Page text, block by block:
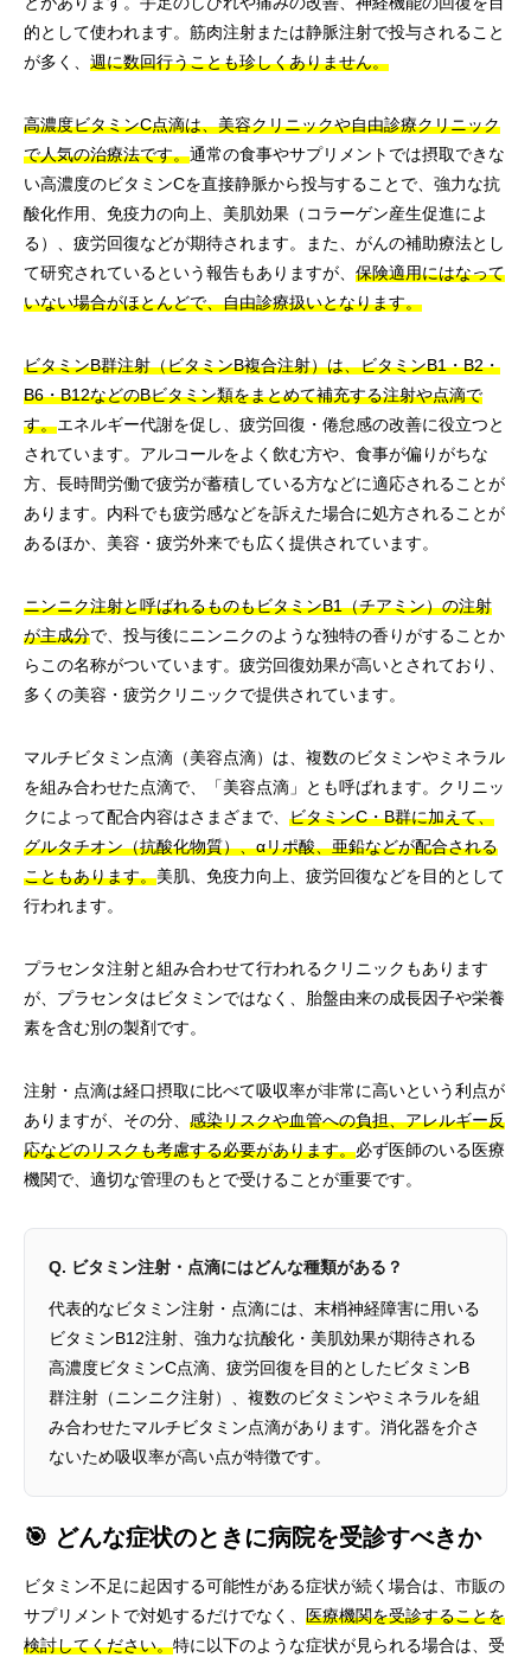
的として使われます。筋肉注射または静脈注射で投与されること
が多く、 週に数回行うことも珍しくありません。
高濃度ビタミンC点滴は、美容クリニックや自由診療クリニック
で人気の治療法です。通常の食事やサプリメントでは摂取できな
い高濃度のビタミンCを直接静脈から投与することで、強力な抗
酸化作用、免疫力の向上、美肌効果（コラーゲン産生促進によ
る）、疲労回復などが期待されます。また、がんの補助療法とし
て研究されているという報告もありますが、 保険適用にはなって
いない場合がほとんどで、自由診療扱いとなります。
ビタミンB群注射（ビタミンB複合注射）は、ビタミンB1・B2・
B6・B12などのBビタミン類をまとめて補充する注射や点滴で
す。エネルギー代謝を促し、疲労回復・倦怠感の改善に役立つと
されています。アルコールをよく飲む方や、食事が偏りがちな
方、長時間労働で疲労が蓄積している方などに適応されることが
あります。内科でも疲労感などを訴えた場合に処方されることが
あるほか、美容・疲労外来でも広く提供されています。
ニンニク注射と呼ばれるものもビタミンB1（チアミン）の注射
が主成分で、投与後にニンニクのような独特の香りがすることか
らこの名称がついています。疲労回復効果が高いとされており、
多くの美容・疲労クリニックで提供されています。
マルチビタミン点滴（美容点滴）は、複数のビタミンやミネラル
を組み合わせた点滴で、「美容点滴」とも呼ばれます。クリニッ
クによって配合内容はさまざまで、 ビタミンC・B群に加えて、
グルタチオン（抗酸化物質）、αリポ酸、亜鉛などが配合される
こともあります。美肌、免疫力向上、疲労回復などを目的として
行われます。
プラセンタ注射と組み合わせて行われるクリニックもあります
が、プラセンタはビタミンではなく、胎盤由来の成長因子や栄養
素を含む別の製剤です。
注射・点滴は経口摂取に比べて吸収率が非常に高いという利点が
ありますが、その分、 感染リスクや血管への負担、アレルギー反
応などのリスクも考慮する必要があります。必ず医師のいる医療
機関で、適切な管理のもとで受けることが重要です。
Q. ビタミン注射・点滴にはどんな種類がある？
代表的なビタミン注射・点滴には、末梢神経障害に用いる
ビタミンB12注射、強力な抗酸化・美肌効果が期待される
高濃度ビタミンC点滴、疲労回復を目的としたビタミンB
群注射（ニンニク注射）、複数のビタミンやミネラルを組
み合わせたマルチビタミン点滴があります。消化器を介さ
ないため吸収率が高い点が特徴です。
🎯 どんな症状のときに病院を受診すべきか
ビタミン不足に起因する可能性がある症状が続く場合は、市販の
サプリメントで対処するだけでなく、 医療機関を受診することを
検討してください。特に以下のような症状が見られる場合は、受